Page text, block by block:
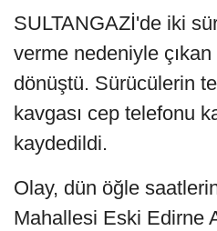
SULTANGAZİ'de iki
verme nedeniyle
dönüştü. Sürücülerin
kavgası cep telefonu
kaydedildi.
Olay, dün öğle
Mahallesi Eski Edirne